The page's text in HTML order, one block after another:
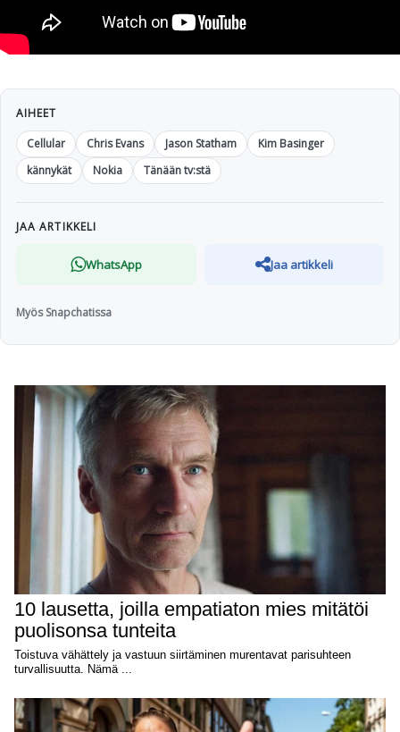
AIHEET
Cellular
Chris Evans Jason Statham
Kim Basinger
kännykät
Nokia Tänään tv:stä
JAA ARTIKKELI
WhatsApp Jaa artikkeli
Myös Snapchatissa